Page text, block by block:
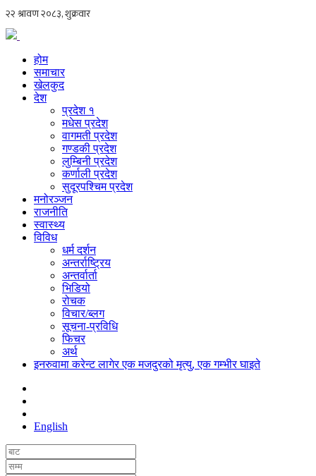
होम
समाचार
खेलकुद
देश
प्रदेश १
मधेस प्रदेश
वागमती प्रदेश
गण्डकी प्रदेश
लुम्बिनी प्रदेश
कर्णाली प्रदेश
सुदूरपश्चिम प्रदेश
मनोरञ्जन
राजनीति
स्वास्थ्य
विविध
धर्म दर्शन
अन्तर्राष्ट्रिय
अन्तर्वार्ता
भिडियो
रोचक
विचार/ब्लग
सूचना-प्रविधि
फिचर
अर्थ
इनरुवामा करेन्ट लागेर एक मजदुरको मृत्यु, एक गम्भीर घाइते
English